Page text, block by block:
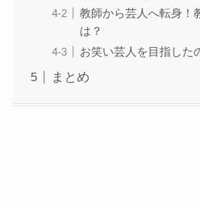
教師から芸人へ転身！
は？
お笑い芸人を目指した
まとめ